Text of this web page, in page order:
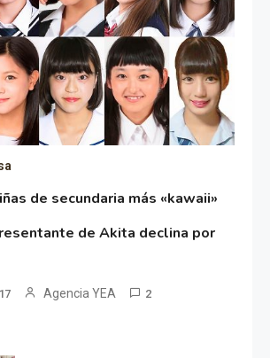
de secundaria más «kawaii»
de Akita declina por
Agencia YEA 2